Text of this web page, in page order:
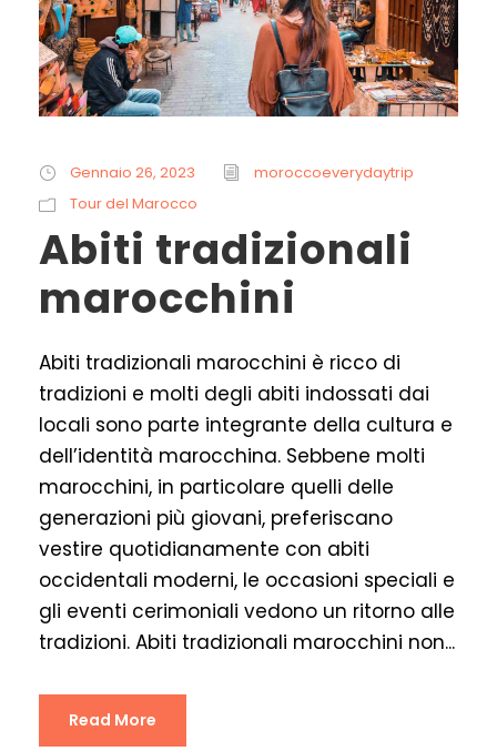
Gennaio 26, 2023
moroccoeverydaytrip
Tour del Marocco
Abiti tradizionali
marocchini
Abiti tradizionali marocchini è ricco di
tradizioni e molti degli abiti indossati dai
locali sono parte integrante della cultura e
dell’identità marocchina. Sebbene molti
marocchini, in particolare quelli delle
generazioni più giovani, preferiscano
vestire quotidianamente con abiti
occidentali moderni, le occasioni speciali e
gli eventi cerimoniali vedono un ritorno alle
tradizioni. Abiti tradizionali marocchini non...
Read More